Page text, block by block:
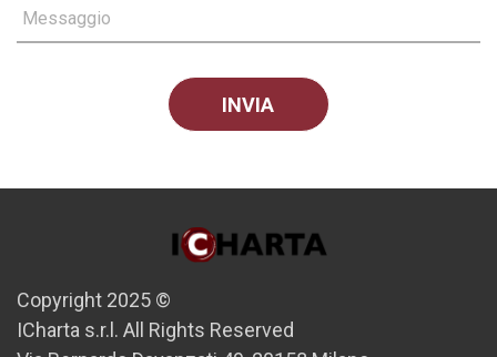
Messaggio
Copyright 2025 ©
ICharta s.r.l. All Rights Reserved